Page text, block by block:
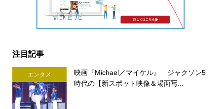
注目記事
エンタメ
映画『Michael／マイケル』 ジャクソン5
時代の【新スポット映像＆場面写...